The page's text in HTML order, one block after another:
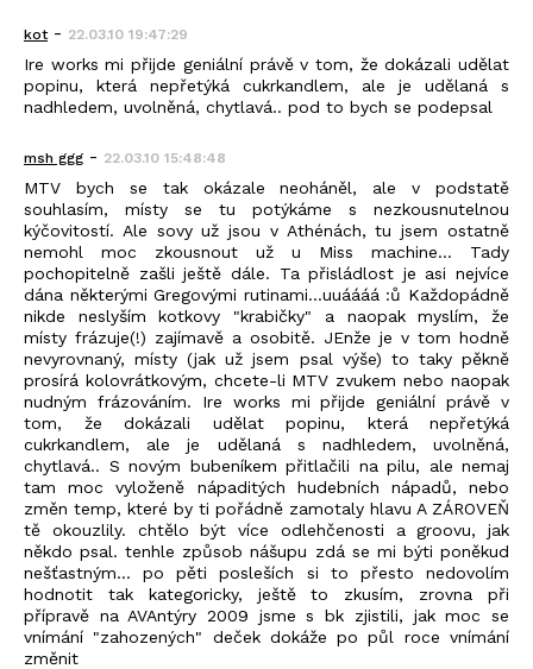
kot- 22.03.10 19:47:29
Ire works mi přijde geniální právě v tom, že dokázali udělat
popinu, která nepřetýká cukrkandlem, ale je udělaná s
nadhledem, uvolněná, chytlavá.. pod to bych se podepsal
msh ggg - 22.03.10 15:48:48
MTV bych se tak okázale neoháněl, ale v podstatě
souhlasím, místy se tu potýkáme s nezkousnutelnou
kýčovitostí. Ale sovy už jsou v Athénách, tu jsem ostatně
nemohl moc zkousnout už u Miss machine... Tady
pochopitelně zašli ještě dále. Ta přisládlost je asi nejvíce
dána některými Gregovými rutinami...uuáááá :ů Každopádně
nikde neslyším kotkovy "krabičky" a naopak myslím, že
místy frázuje(!) zajímavě a osobitě. JEnže je v tom hodně
nevyrovnaný, místy (jak už jsem psal výše) to taky pěkně
prosírá kolovrátkovým, chcete-li MTV zvukem nebo naopak
nudným frázováním. Ire works mi přijde geniální právě v
tom, že dokázali udělat popinu, která nepřetýká
cukrkandlem, ale je udělaná s nadhledem, uvolněná,
chytlavá.. S novým bubeníkem přitlačili na pilu, ale nemaj
tam moc vyloženě nápaditých hudebních nápadů, nebo
změn temp, které by ti pořádně zamotaly hlavu A ZÁROVEŇ
tě okouzlily. chtělo být více odlehčenosti a groovu, jak
někdo psal. tenhle způsob nášupu zdá se mi býti poněkud
nešťastným... po pěti posleších si to přesto nedovolím
hodnotit tak kategoricky, ještě to zkusím, zrovna při
přípravě na AVAntýry 2009 jsme s bk zjistili, jak moc se
vnímání "zahozených" deček dokáže po půl roce vnímání
změnit